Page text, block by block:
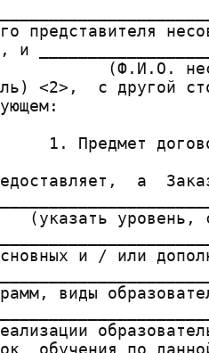
представителя
(Ф.И.О.
<2>,  с другой
1. Предмет
а
(указать уровень,
и / или
виды
обучения по